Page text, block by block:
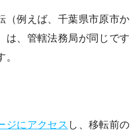
（例えば、千葉県市原市か
は、管轄法務局が同じです
ジにアクセス し、移転前の